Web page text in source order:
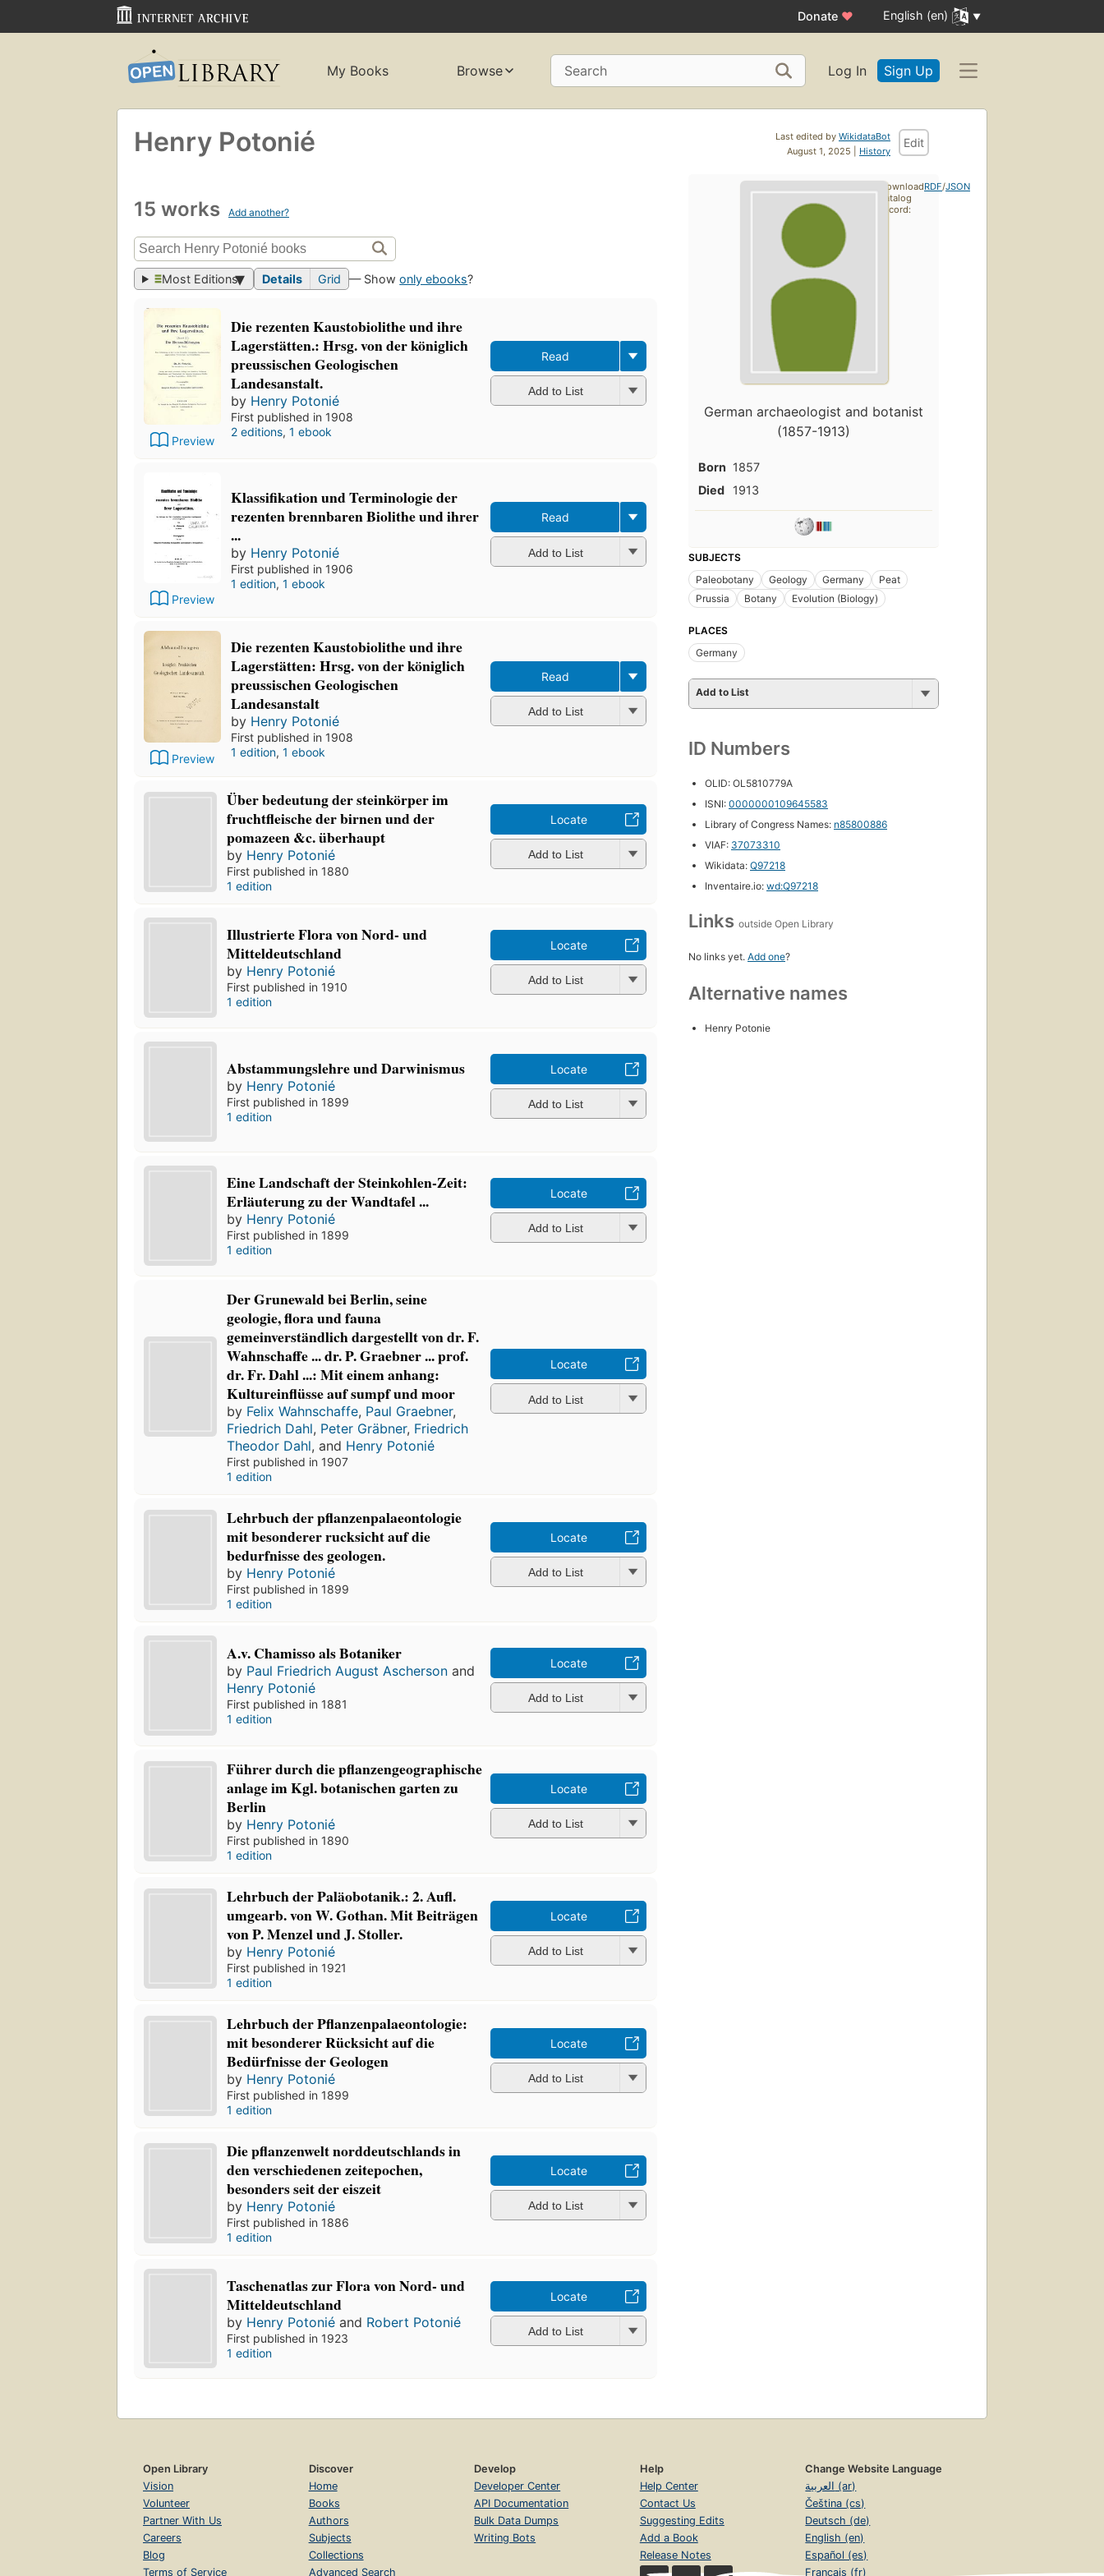
Donate ♥ English (en)
My Books Browse Search Log In Sign Up
Last edited by WikidataBot
August 1, 2025 | History
Edit
Henry Potonié
15 works Add another?
Most Editions Details Grid — Showonly ebooks?
Preview
Die rezenten Kaustobiolithe und ihre
Lagerstätten.: Hrsg. von der königlich
preussischen Geologischen
Landesanstalt.
by Henry Potonié
First published in 1908
2 editions, 1 ebook
Read
Add to List
Preview
Klassifikation und Terminologie der
rezenten brennbaren Biolithe und ihrer
...
by Henry Potonié
First published in 1906
1 edition, 1 ebook
Read
Add to List
Preview
Die rezenten Kaustobiolithe und ihre
Lagerstätten: Hrsg. von der königlich
preussischen Geologischen
Landesanstalt
by Henry Potonié
First published in 1908
1 edition, 1 ebook
Read
Add to List
Über bedeutung der steinkörper im
fruchtfleische der birnen und der
pomazeen &c. überhaupt
by Henry Potonié
First published in 1880
1 edition
Locate
Add to List
Illustrierte Flora von Nord- und
Mitteldeutschland
by Henry Potonié
First published in 1910
1 edition
Locate
Add to List
Abstammungslehre und Darwinismus
by Henry Potonié
First published in 1899
1 edition
Locate
Add to List
Eine Landschaft der Steinkohlen-Zeit:
Erläuterung zu der Wandtafel ...
by Henry Potonié
First published in 1899
1 edition
Locate
Add to List
Der Grunewald bei Berlin, seine
geologie, flora und fauna
gemeinverständlich dargestellt von dr. F.
Wahnschaffe ... dr. P. Graebner ... prof.
dr. Fr. Dahl ...: Mit einem anhang:
Kultureinflüsse auf sumpf und moor
by Felix Wahnschaffe, Paul Graebner,
Friedrich Dahl, Peter Gräbner, Friedrich
Theodor Dahl, and Henry Potonié
First published in 1907
1 edition
Locate
Add to List
Lehrbuch der pflanzenpalaeontologie
mit besonderer rucksicht auf die
bedurfnisse des geologen.
by Henry Potonié
First published in 1899
1 edition
Locate
Add to List
A.v. Chamisso als Botaniker
by Paul Friedrich August Ascherson and
Henry Potonié
First published in 1881
1 edition
Locate
Add to List
Führer durch die pflanzengeographische
anlage im Kgl. botanischen garten zu
Berlin
by Henry Potonié
First published in 1890
1 edition
Locate
Add to List
Lehrbuch der Paläobotanik.: 2. Aufl.
umgearb. von W. Gothan. Mit Beiträgen
von P. Menzel und J. Stoller.
by Henry Potonié
First published in 1921
1 edition
Locate
Add to List
Lehrbuch der Pflanzenpalaeontologie:
mit besonderer Rücksicht auf die
Bedürfnisse der Geologen
by Henry Potonié
First published in 1899
1 edition
Locate
Add to List
Die pflanzenwelt norddeutschlands in
den verschiedenen zeitepochen,
besonders seit der eiszeit
by Henry Potonié
First published in 1886
1 edition
Locate
Add to List
Taschenatlas zur Flora von Nord- und
Mitteldeutschland
by Henry Potonié and Robert Potonié
First published in 1923
1 edition
Locate
Add to List
German archaeologist and botanist
(1857-1913)
Born 1857
Died
1913
SUBJECTS
Paleobotany
Geology Germany
Peat
Prussia
Botany Evolution (Biology)
PLACES
Germany
Add to List
ID Numbers
OLID: OL5810779A
ISNI: 0000000109645583
Library of Congress Names: n85800886
VIAF: 37073310
Wikidata: Q97218
Inventaire.io: wd:Q97218
Links outside Open Library
No links yet. Add one?
Alternative names
Henry Potonie
Download
catalog
record:
RDF/JSON
Open Library
Vision
Volunteer
Partner With Us
Careers
Blog
Terms of Service
Discover
Home
Books
Authors
Subjects
Collections
Advanced Search
Develop
Developer Center
API Documentation
Bulk Data Dumps
Writing Bots
Help
Help Center
Contact Us
Suggesting Edits
Add a Book
Release Notes
Change Website Language
العربية (ar)
Čeština (cs)
Deutsch (de)
English (en)
Español (es)
Français (fr)